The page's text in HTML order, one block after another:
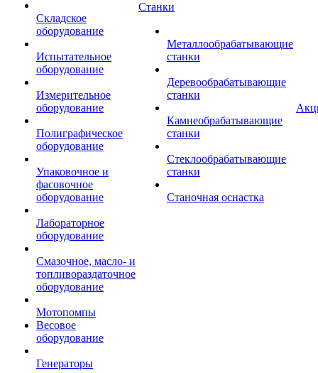
Складское
оборудование
Испытательное
оборудование
Измерительное
оборудование
Полиграфическое
оборудование
Упаковочное и
фасовочное
оборудование
Лабораторное
оборудование
Смазочное, масло- и
топливораздаточное
оборудование
Мотопомпы
Весовое
оборудование
Генераторы
Станки
Металлообрабатывающие
станки
Деревообрабатывающие
станки
Камнеобрабатывающие
станки
Стеклообрабатывающие
станки
Станочная оснастка